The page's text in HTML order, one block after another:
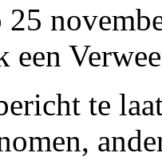
een
te